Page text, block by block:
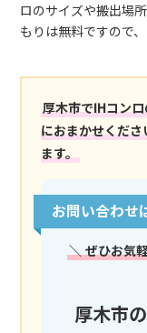
ロのサイズや搬出場
もりは無料ですので
厚木市でIHコン
におまかせくだ
ます。
お問い合わせ
＼ ぜひお気
厚木市